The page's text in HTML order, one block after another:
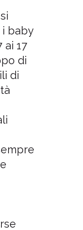
i baby
ai 17
di
di